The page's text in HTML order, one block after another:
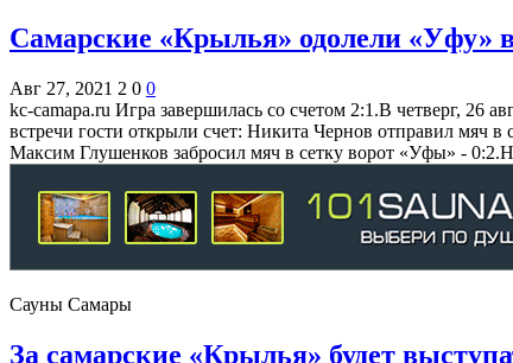
Самарские «Крылья» одолели «Уфу»
Авг 27, 2021 2 0 0
kc-camapa.ru Игра завершилась со счетом 2:1.В четверг, 26
встречи гости открыли счет: Никита Чернов отправил мяч
Максим Глушенков забросил мяч в сетку ворот «Уфы» -
Сауны Самары
За самарские «Крылья» будет